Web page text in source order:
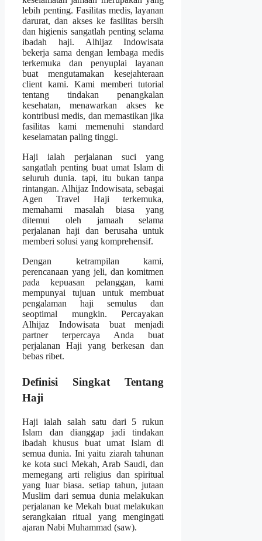
lebih penting. Fasilitas medis, layanan
darurat, dan akses ke fasilitas bersih
dan higienis sangatlah penting selama
ibadah haji. Alhijaz Indowisata
bekerja sama dengan lembaga medis
terkemuka dan penyuplai layanan
buat mengutamakan kesejahteraan
client kami. Kami memberi tutorial
tentang tindakan penangkalan
kesehatan, menawarkan akses ke
kontribusi medis, dan memastikan jika
fasilitas kami memenuhi standard
keselamatan paling tinggi.
Haji ialah perjalanan suci yang
sangatlah penting buat umat Islam di
seluruh dunia. tapi, itu bukan tanpa
rintangan. Alhijaz Indowisata, sebagai
Agen Travel Haji terkemuka,
memahami masalah biasa yang
ditemui oleh jamaah selama
perjalanan haji dan berusaha untuk
memberi solusi yang komprehensif.
Dengan ketrampilan kami,
perencanaan yang jeli, dan komitmen
pada kepuasan pelanggan, kami
mempunyai tujuan untuk membuat
pengalaman haji semulus dan
seoptimal mungkin. Percayakan
Alhijaz Indowisata buat menjadi
partner terpercaya Anda buat
perjalanan Haji yang berkesan dan
bebas ribet.
Definisi Singkat Tentang
Haji
Haji ialah salah satu dari 5 rukun
Islam dan dianggap jadi tindakan
ibadah khusus buat umat Islam di
semua dunia. Ini yaitu ziarah tahunan
ke kota suci Mekah, Arab Saudi, dan
memegang arti religius dan spiritual
yang luar biasa. setiap tahun, jutaan
Muslim dari semua dunia melakukan
perjalanan ke Mekah buat melakukan
serangkaian ritual yang mengingati
ajaran Nabi Muhammad (saw).